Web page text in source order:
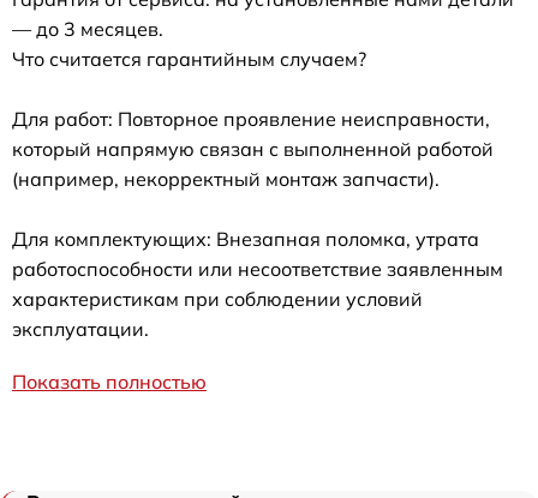
— до 3 месяцев.
Что считается гарантийным случаем?
Для работ: Повторное проявление неисправности,
который напрямую связан с выполненной работой
(например, некорректный монтаж запчасти).
Для комплектующих: Внезапная поломка, утрата
работоспособности или несоответствие заявленным
характеристикам при соблюдении условий
эксплуатации.
Показать полностью